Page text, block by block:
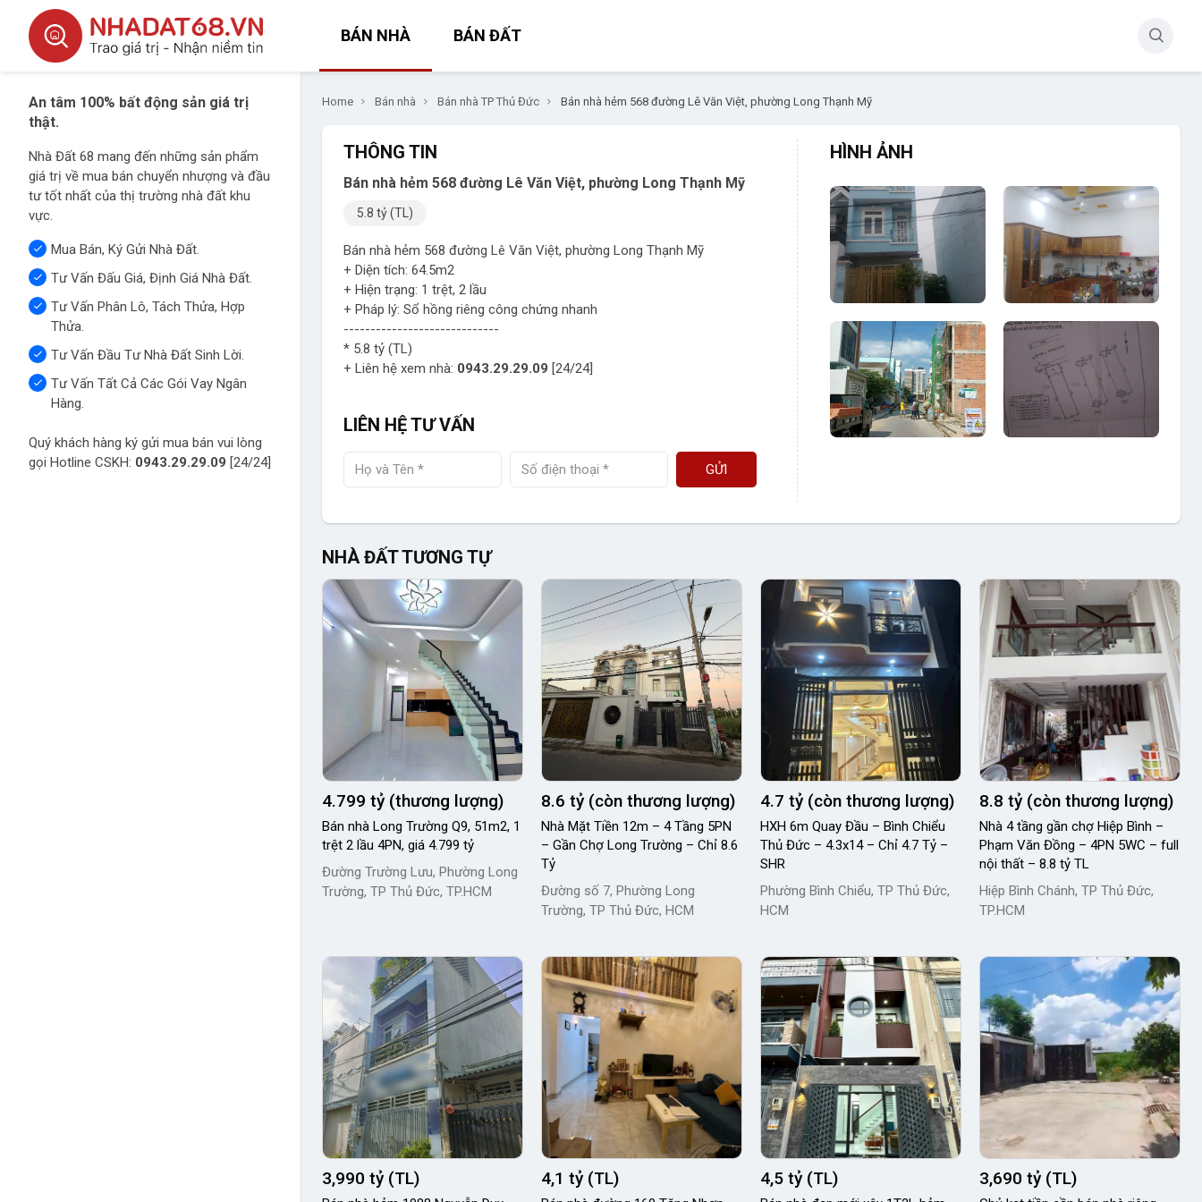
BÁN NHÀ BÁN ĐẤT
An tâm 100% bất động sản giá trị
thật.
Nhà Đất 68 mang đến những sản phẩm
giá trị về mua bán chuyển nhượng và đầu
tư tốt nhất của thị trường nhà đất khu
vực.
Mua Bán, Ký Gửi Nhà Đất.
Tư Vấn Đấu Giá, Định Giá Nhà Đất.
Tư Vấn Phân Lô, Tách Thửa, Hợp
Thửa.
Tư Vấn Đầu Tư Nhà Đất Sinh Lời.
Tư Vấn Tất Cả Các Gói Vay Ngân
Hàng.
Quý khách hàng ký gửi mua bán vui lòng
gọi Hotline CSKH: 0943.29.29.09 [24/24]
Home Bán nhà Bán nhà TP Thủ Đức Bán nhà hẻm 568 đường Lê Văn Việt, phường Long Thạnh Mỹ
THÔNG TIN
Bán nhà hẻm 568 đường Lê Văn Việt, phường Long Thạnh Mỹ
5.8 tỷ (TL)
Bán nhà hẻm 568 đường Lê Văn Việt, phường Long Thạnh Mỹ
+ Diện tích: 64.5m2
+ Hiện trạng: 1 trệt, 2 lầu
+ Pháp lý: Sổ hồng riêng công chứng nhanh
-----------------------------
* 5.8 tỷ (TL)
+ Liên hệ xem nhà: 0943.29.29.09 [24/24]
LIÊN HỆ TƯ VẤN
GỬI
HÌNH ẢNH
NHÀ ĐẤT TƯƠNG TỰ
4.799 tỷ (thương lượng)
Bán nhà Long Trường Q9, 51m2, 1
trệt 2 lầu 4PN, giá 4.799 tỷ
Đường Trường Lưu, Phường Long
Trường, TP Thủ Đức, TP.HCM
8.6 tỷ (còn thương lượng)
Nhà Mặt Tiền 12m – 4 Tầng 5PN
– Gần Chợ Long Trường – Chỉ 8.6
Tỷ
Đường số 7, Phường Long
Trường, TP Thủ Đức, HCM
4.7 tỷ (còn thương lượng)
HXH 6m Quay Đầu – Bình Chiểu
Thủ Đức – 4.3x14 – Chỉ 4.7 Tỷ –
SHR
Phường Bình Chiểu, TP Thủ Đức,
HCM
8.8 tỷ (còn thương lượng)
Nhà 4 tầng gần chợ Hiệp Bình –
Phạm Văn Đồng – 4PN 5WC – full
nội thất – 8.8 tỷ TL
Hiệp Bình Chánh, TP Thủ Đức,
TP.HCM
3,990 tỷ (TL) 4,1 tỷ (TL) 4,5 tỷ (TL) 3,690 tỷ (TL)